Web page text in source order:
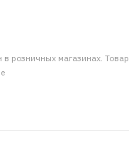
в розничных магазинах.